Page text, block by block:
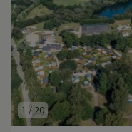
1 / 20